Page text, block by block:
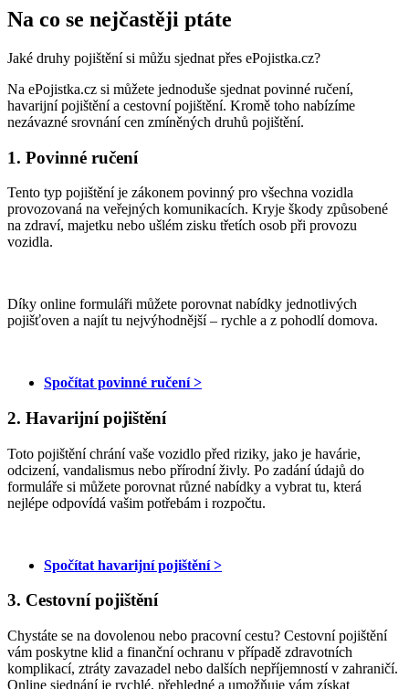
Na co se nejčastěji ptáte
Jaké druhy pojištění si můžu sjednat přes ePojistka.cz?
Na ePojistka.cz si můžete jednoduše sjednat povinné ručení,
havarijní pojištění a cestovní pojištění. Kromě toho nabízíme
nezávazné srovnání cen zmíněných druhů pojištění.
1. Povinné ručení
Tento typ pojištění je zákonem povinný pro všechna vozidla
provozovaná na veřejných komunikacích. Kryje škody způsobené
na zdraví, majetku nebo ušlém zisku třetích osob při provozu
vozidla.
Díky online formuláři můžete porovnat nabídky jednotlivých
pojišťoven a najít tu nejvýhodnější – rychle a z pohodlí domova.
Spočítat povinné ručení >
2. Havarijní pojištění
Toto pojištění chrání vaše vozidlo před riziky, jako je havárie,
odcizení, vandalismus nebo přírodní živly. Po zadání údajů do
formuláře si můžete porovnat různé nabídky a vybrat tu, která
nejlépe odpovídá vašim potřebám i rozpočtu.
Spočítat havarijní pojištění >
3. Cestovní pojištění
Chystáte se na dovolenou nebo pracovní cestu? Cestovní pojištění
vám poskytne klid a finanční ochranu v případě zdravotních
komplikací, ztráty zavazadel nebo dalších nepříjemností v zahraničí.
Online sjednání je rychlé, přehledné a umožňuje vám získat